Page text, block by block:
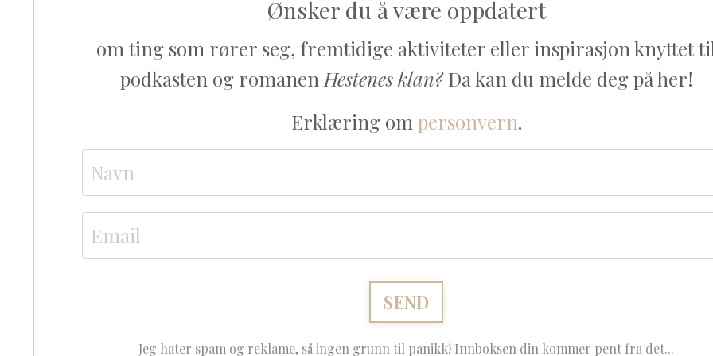
Ønsker du å være oppdatert
om ting som rører seg, fremtidige aktiviteter eller inspirasjon knyttet
podkasten og romanen Hestenes klan?Da kan du melde deg på her!
Erklæring om personvern.
Jeg hater spam og reklame, så ingen grunn til panikk! Innboksen din kommer pent fra det...